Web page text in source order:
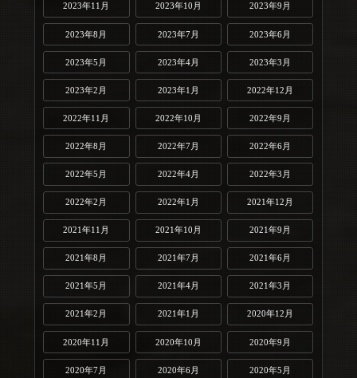
2023年11月 2023年10月 2023年9月
2023年8月 2023年7月 2023年6月
2023年5月 2023年4月 2023年3月
2023年2月 2023年1月 2022年12月
2022年11月 2022年10月 2022年9月
2022年8月 2022年7月 2022年6月
2022年5月 2022年4月 2022年3月
2022年2月 2022年1月 2021年12月
2021年11月 2021年10月 2021年9月
2021年8月 2021年7月 2021年6月
2021年5月 2021年4月 2021年3月
2021年2月 2021年1月 2020年12月
2020年11月 2020年10月 2020年9月
2020年7月 2020年6月 2020年5月